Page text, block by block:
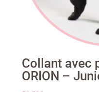
Collant avec
ORION –